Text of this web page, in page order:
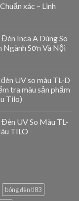
xác – Linh
Inca A Dùng So
Ngành Sơn Và Nội
UV so màu TL-D
tra màu sản phẩm
Tilo)
UV So Màu TL-
TILO
bóng đèn tl83